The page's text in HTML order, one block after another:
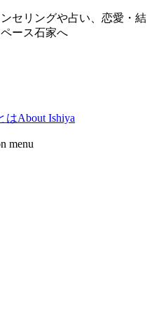
セリングや占い、恋愛・結
ース石家へ
はAbout Ishiya
menu